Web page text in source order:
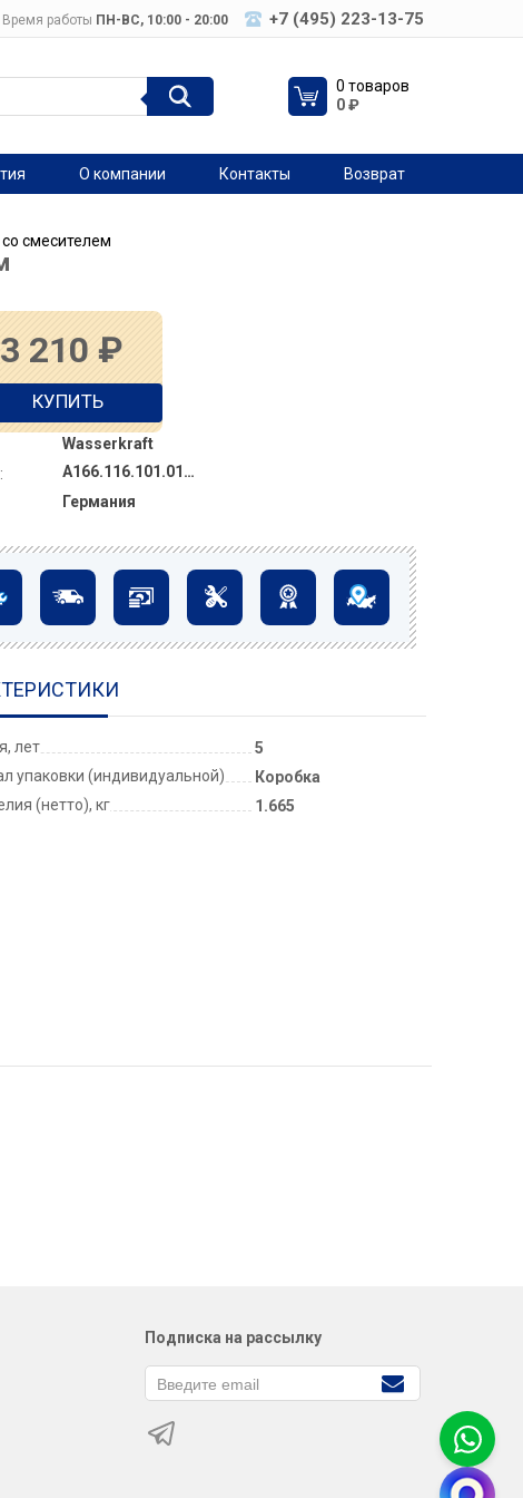
Время работы ПН-ВC, 10:00 - 20:00 +7 (495) 223-13-75
0 товаров
0₽
О компании Контакты Возврат
смесителем
210 ₽
КУПИТЬ
Wasserkraft
A166.116.101.010.CH
Германия
лет
5
упаковки (индивидуальной)
Коробка
(нетто), кг
1.665
Подписка на рассылку